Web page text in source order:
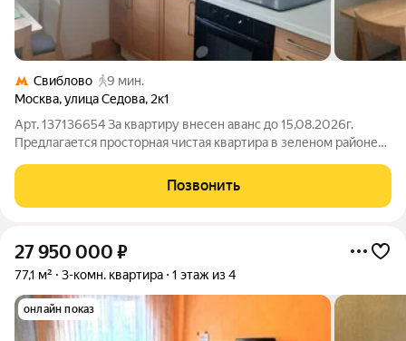
Свиблово
9 мин.
Москва,улица Седова, 2к1
Арт. 137136654 За квартиру внесен аванс до 15,08.2026г.
Предлагается просторная чистая квартира в зеленом районе
Высота потолков 2,74 метра. Окна ПВХ. Полы парет, плитка.
Две застекленные лоджии.
Позвонить
27 950 000 ₽
77,1 м² 3-комн. квартира 1 этаж из 4
онлайн показ